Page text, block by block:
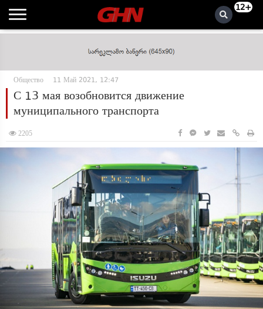
12+
Общество 11 Май 2021, 12:47
С 13 мая возобновится движение
муниципального транспорта
2205